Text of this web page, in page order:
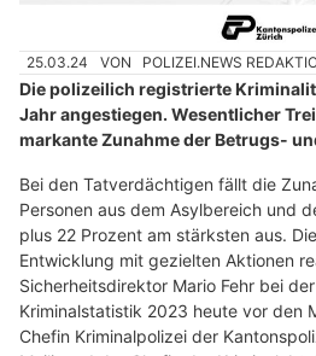
25.03.24 VON POLIZEI.NEWS
Die polizeilich registrierte
Jahr angestiegen. Wesentlicher
markante Zunahme der Betrugs-
Bei den Tatverdächtigen fällt die
Personen aus dem Asylbereich und
plus 22 Prozent am stärksten aus.
Entwicklung mit gezielten Aktionen
Sicherheitsdirektor Mario Fehr bei
Kriminalstatistik 2023 heute vor den
Chefin Kriminalpolizei der